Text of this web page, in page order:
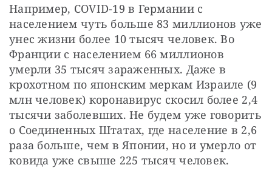
Например, COVID-19 в Германии с
населением чуть больше 83 миллионов уже
унес жизни более 10 тысяч человек. Во
Франции с населением 66 миллионов
умерли 35 тысяч зараженных. Даже в
крохотном по японским меркам Израиле (9
млн человек) коронавирус скосил более 2,4
тысячи заболевших. Не будем уже говорить
о Соединенных Штатах, где население в 2,6
раза больше, чем в Японии, но и умерло от
ковида уже свыше 225 тысяч человек.